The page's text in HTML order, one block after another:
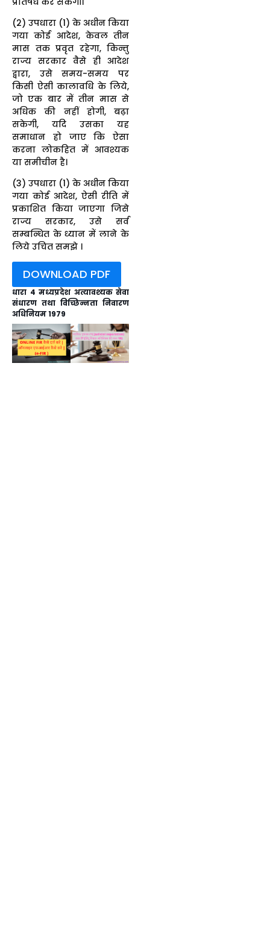
(2) उपधारा (1) के अधीन किया
गया कोई आदेश, केवल तीन
मास तक प्रवृत रहेगा, किन्तु
राज्य सरकार वैसे ही आदेश
द्वारा, उसे समय-समय पर
किसी ऐसी कालावधि के लिये,
जो एक बार में तीन मास से
अधिक की नहीं होगी, बढ़ा
सकेगी, यदि उसका यह
समाधान हो जाए कि ऐसा
करना लोकहित में आवश्यक
या समीचीन है।
(3) उपधारा (1) के अधीन किया
गया कोई आदेश, ऐसी रीति में
प्रकाशित किया जाएगा जिसे
राज्य सरकार, उसे सर्व
सम्बन्धित के ध्यान में लाने के
लिये उचित समझे ।
DOWNLOAD PDF
धारा 4 मध्यप्रदेश अत्यावश्यक सेवा
संधारण तथा विच्छिन्नता निवारण
अधिनियम 1979